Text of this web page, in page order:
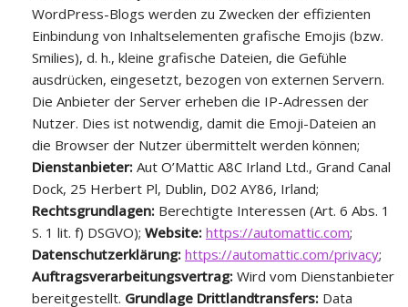
WordPress-Blogs werden zu Zwecken der effizienten
Einbindung von Inhaltselementen grafische Emojis (bzw.
Smilies), d. h., kleine grafische Dateien, die Gefühle
ausdrücken, eingesetzt, bezogen von externen Servern.
Die Anbieter der Server erheben die IP-Adressen der
Nutzer. Dies ist notwendig, damit die Emoji-Dateien an
die Browser der Nutzer übermittelt werden können;
Dienstanbieter: Aut O’Mattic A8C Irland Ltd., Grand Canal
Dock, 25 Herbert Pl, Dublin, D02 AY86, Irland;
Rechtsgrundlagen: Berechtigte Interessen (Art. 6 Abs. 1
S. 1 lit. f) DSGVO); Website: https://automattic.com;
Datenschutzerklärung: https://automattic.com/privacy;
Auftragsverarbeitungsvertrag: Wird vom Dienstanbieter
bereitgestellt. Grundlage Drittlandtransfers: Data